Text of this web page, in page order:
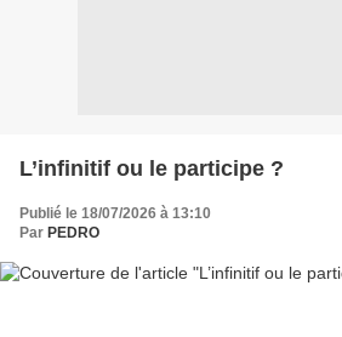
L’infinitif ou le participe ?
Publié le 18/07/2026 à 13:10
Par PEDRO